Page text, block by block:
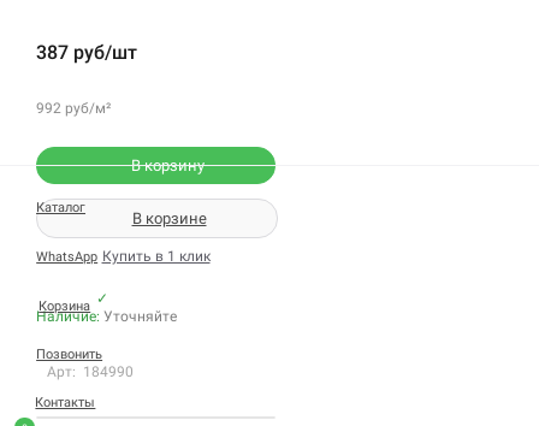
Каталог
WhatsApp
Корзина
Позвонить
Контакты
387 руб/шт
992 руб/м²
В корзину
В корзине
Купить в 1 клик
✓
Наличие: Уточняйте
Арт: 184990